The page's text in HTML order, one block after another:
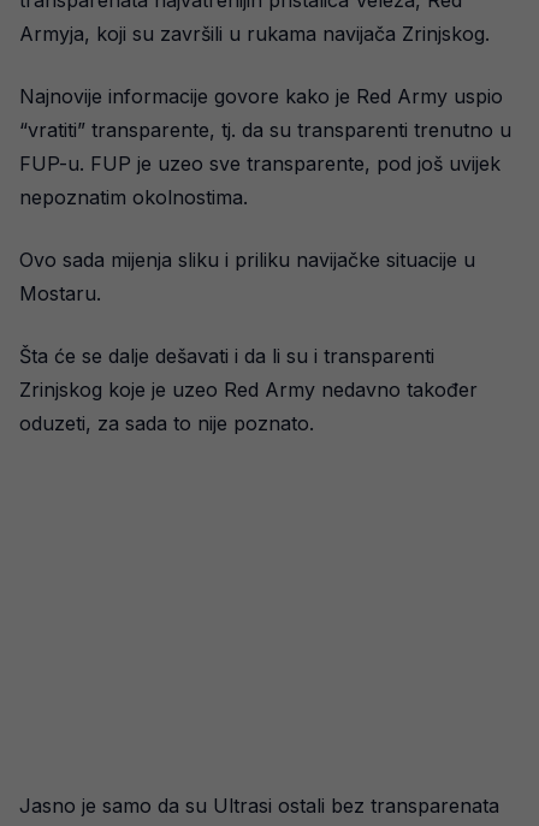
Armyja, koji su završili u rukama navijača Zrinjskog.
Najnovije informacije govore kako je Red Army uspio
“vratiti” transparente, tj. da su transparenti trenutno u
FUP-u. FUP je uzeo sve transparente, pod još uvijek
nepoznatim okolnostima.
Ovo sada mijenja sliku i priliku navijačke situacije u
Mostaru.
Šta će se dalje dešavati i da li su i transparenti
Zrinjskog koje je uzeo Red Army nedavno također
oduzeti, za sada to nije poznato.
Jasno je samo da su Ultrasi ostali bez transparenata